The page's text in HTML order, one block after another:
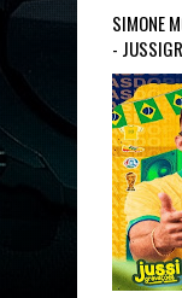
SIMONE
-